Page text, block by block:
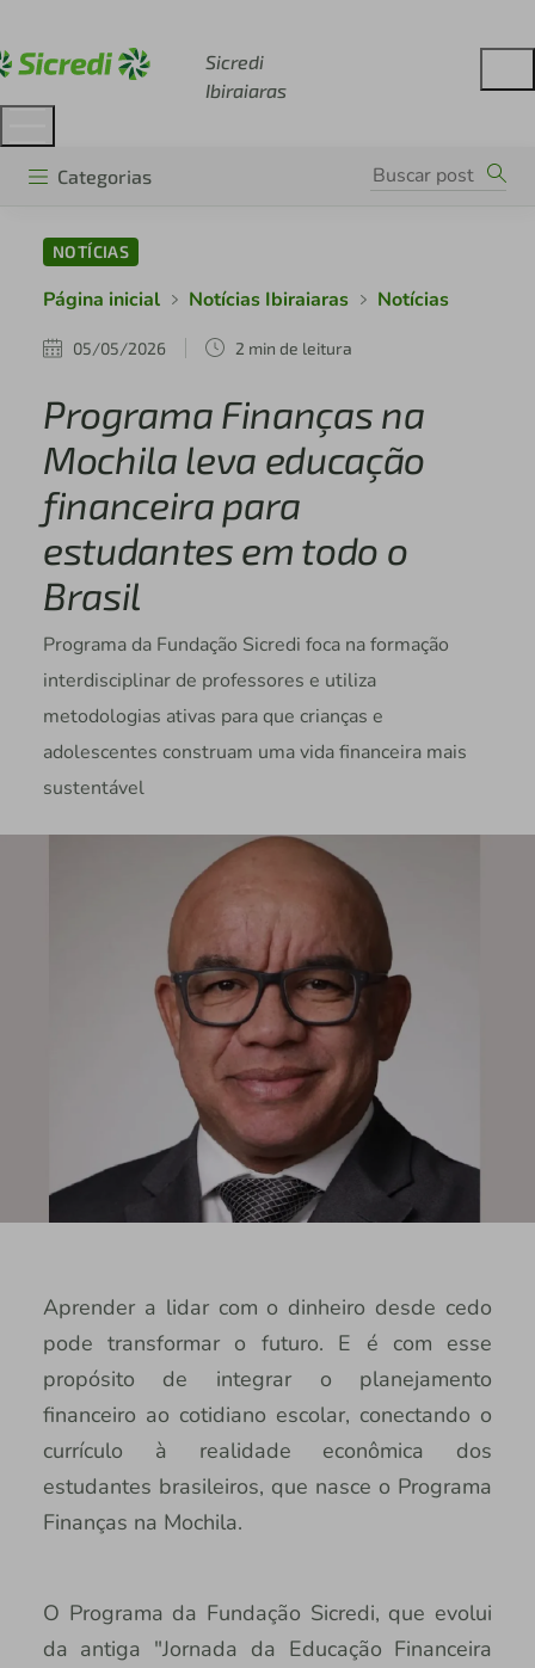
Sicredi
Ibiraiaras
Categorias
NOTÍCIAS
Página inicial Notícias Ibiraiaras Notícias
05/05/2026 2 min de leitura
Programa Finanças na
Mochila leva educação
financeira para
estudantes em todo o
Brasil
Programa da Fundação Sicredi foca na formação
interdisciplinar de professores e utiliza
metodologias ativas para que crianças e
adolescentes construam uma vida financeira mais
sustentável
Aprender a lidar com o dinheiro desde cedo
pode transformar o futuro. E é com esse
propósito de integrar o planejamento
financeiro ao cotidiano escolar, conectando o
currículo à realidade econômica dos
estudantes brasileiros, que nasce o Programa
Finanças na Mochila.
O Programa da Fundação Sicredi, que evolui
da antiga "Jornada da Educação Financeira